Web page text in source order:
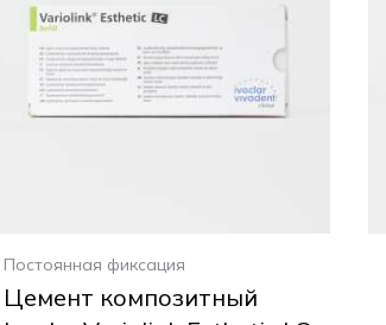
Постоянная фиксация
Цемент композитный